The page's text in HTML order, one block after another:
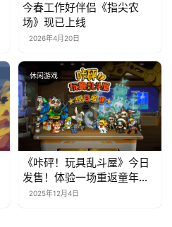
今春工作好伴侣《指尖农
场》现已上线
2026年4月20日
休闲游戏
《咔砰！玩具乱斗屋》今日
发售！体验一场重返童年的
魔法！
2025年12月4日